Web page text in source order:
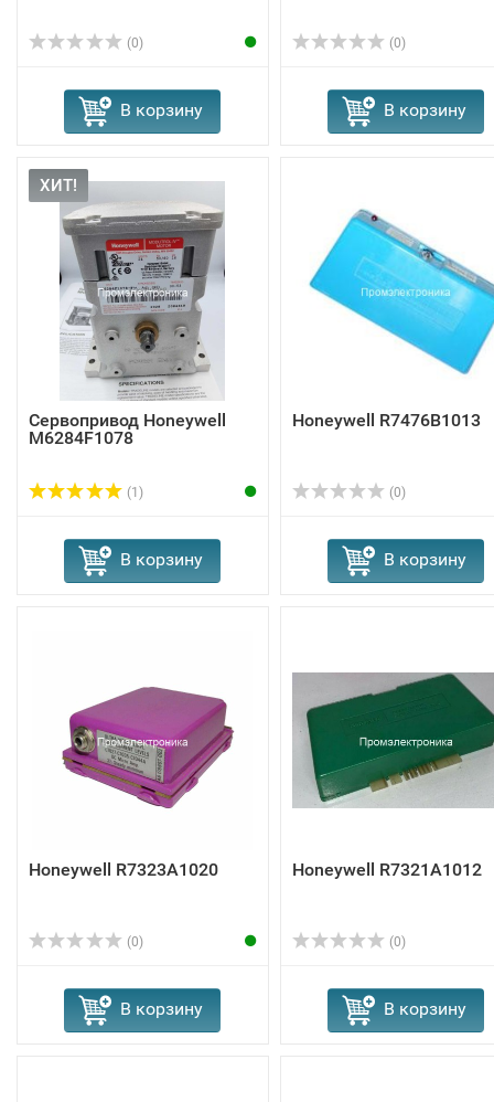
(0)
В корзину
(0)
В корзину
ХИТ!
Сервопривод Honeywell
M6284F1078
(1)
В корзину
Honeywell R7476B1013
(0)
В корзину
Honeywell R7323A1020
(0)
В корзину
Honeywell R7321A1012
(0)
В корзину